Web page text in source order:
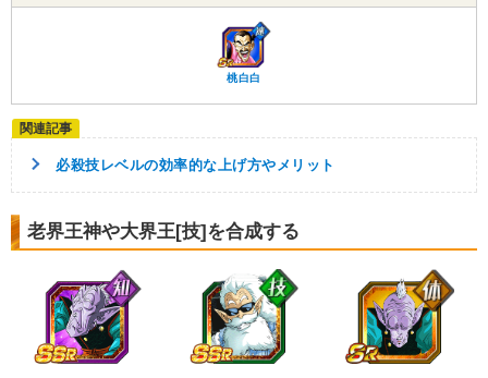
8.0
【発動リンク効果】
気力+2
ATK+30%
【一致するリンクスキル(
残虐
不思議な大冒険
ドラゴンボールの導き
【一致するカテゴリー( 6
任務遂行
少年編
ドラゴンボールを求めし者
【発動リンク効果】
※発動条件あり
気力+1
ATK+20%
【一致するリンクスキル(
3)】
桃白白
必殺技レベルの効率的な上げ方やメリット
老界王神や大界王[技]を合成する